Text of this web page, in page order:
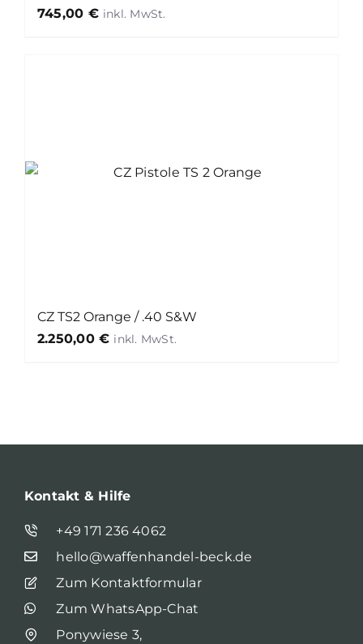
745,00 €
CZ TS2 Orange / .40 S&W
2.250,00€
Kontakt & Hilfe
+49 171 236 4062
hello@waffenhandel-beck.de
Zum Kontaktformular
Zum WhatsApp-Chat
Ponywiese 3,